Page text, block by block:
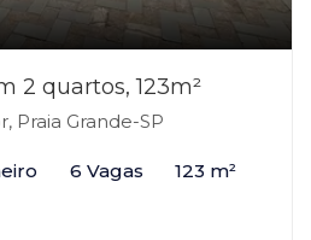
2 quartos, 123m²
Praia Grande-SP
6 Vagas 123 m²